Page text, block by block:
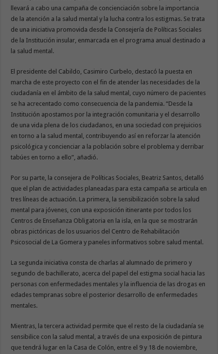
llevará a cabo una campaña de concienciación sobre la importancia
de la atención a la salud mental y la lucha contra los estigmas. Se trata
de una iniciativa promovida desde la Consejería de Políticas Sociales
de la Institución insular, enmarcada en el programa anual destinado a
la salud mental.
El presidente del Cabildo, Casimiro Curbelo, destacó la puesta en
marcha de este proyecto con el fin de atender las necesidades de la
ciudadanía en el ámbito de la salud mental, cuyo número de pacientes
se ha acrecentado como consecuencia de la pandemia. “Desde la
Institución apostamos por la integración comunitaria y el desarrollo
de una vida plena de los ciudadanos, en una sociedad con prejuicios
en torno a la salud mental, contribuyendo así en reforzar la atención
psicológica y concienciar a la población sobre el problema y derribar
tabúes en torno a ello”, añadió.
Por su parte, la consejera de Políticas Sociales, Beatriz Santos, detalló
que el plan de actividades planeadas para esta campaña se articula en
tres líneas de actuación. La primera, la sensibilización sobre la salud
mental para jóvenes, con una exposición itinerante por todos los
Centros de Enseñanza Obligatoria en la isla, en la que se mostrarán
obras pictóricas de los usuarios del Centro de Rehabilitación
Psicosocial de La Gomera y paneles informativos sobre salud mental.
La segunda iniciativa consta de charlas al alumnado de primero y
segundo de bachillerato, acerca del papel del estigma social hacia las
personas con enfermedades mentales y la influencia de las drogas en
edades tempranas sobre el posterior desarrollo de enfermedades
mentales.
Mientras, la tercera actividad permite que el resto de la ciudadanía se
sensibilice con la salud mental, a través de una exposición de pintura
que tendrá lugar en la Casa de Colón, entre el 9 y 18 de noviembre,